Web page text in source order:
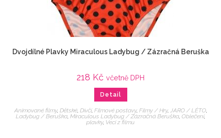
Dvojdílné Plavky Miraculous Ladybug / Zázračná Beruška
218 Kč včetně DPH
Detail
Animované filmy, Dětské, Dívčí, Filmové postavy, Filmy / Hry, JARO / LÉTO,
Ladybug / Beruška Miraculous Ladybug / Zázračná Beruška Oblečení,
plavky, Veci z filmu